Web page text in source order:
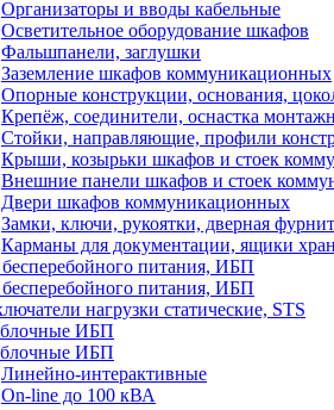
Организаторы и вводы кабельные
Осветительное оборудование шкафов
Фальшпанели, заглушки
Заземление шкафов коммуникационных
Опорные конструкции, основания,
Крепёж, соединители, оснастка
Стойки, направляющие, профили
Крыши, козырьки шкафов и стоек
Внешние панели шкафов и стоек
Двери шкафов коммуникационных
Замки, ключи, рукоятки, дверная
Карманы для документации, ящики
питания, ИБП
питания, ИБП
нагрузки статические, STS
ИБП
ИБП
Линейно-интерактивные
On-line до 100 кВА